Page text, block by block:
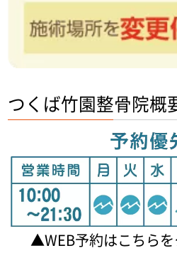
つくば竹園整骨院概
▲WEB予約はこちら